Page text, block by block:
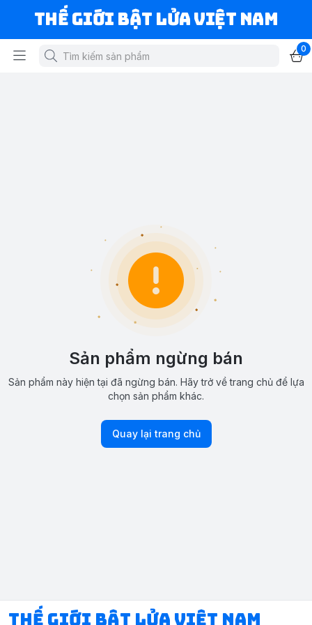
Thế Giới Bật Lửa Việt Nam
0
Sản phẩm ngừng bán
Sản phẩm này hiện tại đã ngừng bán. Hãy trở về trang chủ để lựa
chọn sản phẩm khác.
Quay lại trang chủ
Thế Giới Bật Lửa Việt Nam